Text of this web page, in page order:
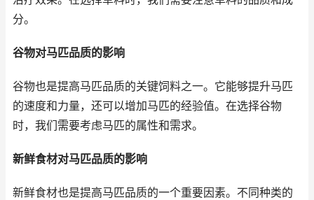
分。
谷物对马匹品质的影响
谷物也是提高马匹品质的关键饲料之一。它能够提升马匹
的速度和力量，还可以增加马匹的经验值。在选择谷物
时，我们需要考虑马匹的属性和需求。
新鲜食材对马匹品质的影响
新鲜食材也是提高马匹品质的一个重要因素。不同种类的